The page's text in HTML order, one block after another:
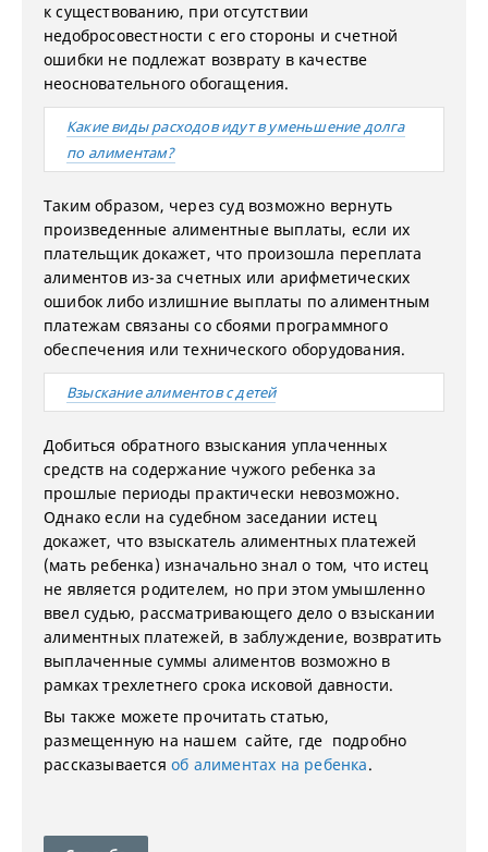
к существованию, при отсутствии
недобросовестности с его стороны и счетной
ошибки не подлежат возврату в качестве
неосновательного обогащения.
Какие виды расходов идут в уменьшение долга
по алиментам?
Таким образом, через суд возможно вернуть
произведенные алиментные выплаты, если их
плательщик докажет, что произошла переплата
алиментов из-за счетных или арифметических
ошибок либо излишние выплаты по алиментным
платежам связаны со сбоями программного
обеспечения или технического оборудования.
Взыскание алиментов с детей
Добиться обратного взыскания уплаченных
средств на содержание чужого ребенка за
прошлые периоды практически невозможно.
Однако если на судебном заседании истец
докажет, что взыскатель алиментных платежей
(мать ребенка) изначально знал о том, что истец
не является родителем, но при этом умышленно
ввел судью, рассматривающего дело о взыскании
алиментных платежей, в заблуждение, возвратить
выплаченные суммы алиментов возможно в
рамках трехлетнего срока исковой давности.
Вы также можете прочитать статью,
размещенную на нашем сайте, где подробно
рассказывается об алиментах на ребенка.